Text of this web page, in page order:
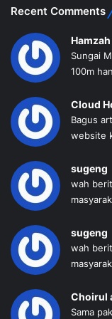
Recent Comments
Hamzah
Sungai
100m
Cloud
Bagus
website
sugeng
wah
sugeng
wah
Choirul
Sama